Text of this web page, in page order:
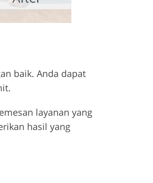
baik. Anda dapat
layanan yang
hasil yang